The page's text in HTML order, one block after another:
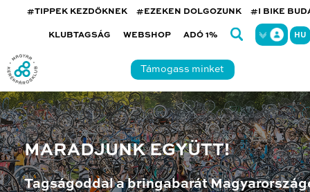
#TIPPEK KEZDŐKNEK #EZEKEN DOLGOZUNK #I BIKE
KLUBTAGSÁG WEBSHOP ADÓ 1% HU
Támogass minket
MARADJUNK EGYÜTT!
Tagságoddal a bringabarát